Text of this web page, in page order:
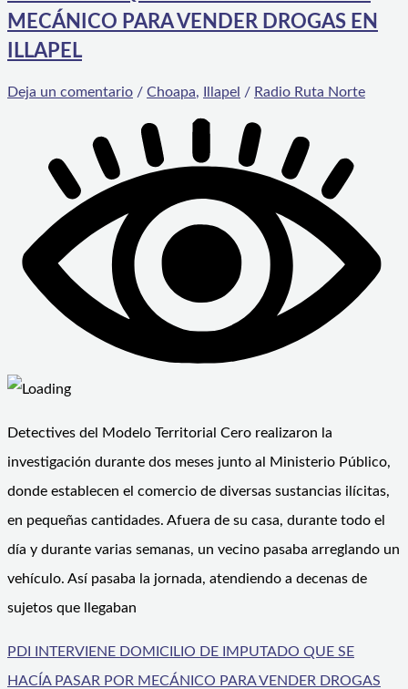
MECÁNICO PARA VENDER DROGAS EN
ILLAPEL
Deja un comentario / Choapa, Illapel / Radio Ruta Norte
Detectives del Modelo Territorial Cero realizaron la
investigación durante dos meses junto al Ministerio Público,
donde establecen el comercio de diversas sustancias ilícitas,
en pequeñas cantidades. Afuera de su casa, durante todo el
día y durante varias semanas, un vecino pasaba arreglando un
vehículo. Así pasaba la jornada, atendiendo a decenas de
sujetos que llegaban
PDI INTERVIENE DOMICILIO DE IMPUTADO QUE SE
HACÍA PASAR POR MECÁNICO PARA VENDER DROGAS